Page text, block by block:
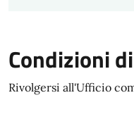
Condizioni
Rivolgersi all'Ufficio